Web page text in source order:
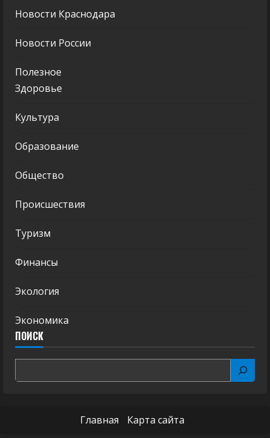
Новости Краснодара
Новости России
Полезное
Здоровье
Культура
Образование
Общество
Происшествия
Туризм
Финансы
Экология
Экономика
ПОИСК
Главная Карта сайта